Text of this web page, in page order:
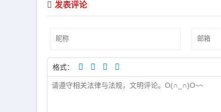
发表评论
格式：